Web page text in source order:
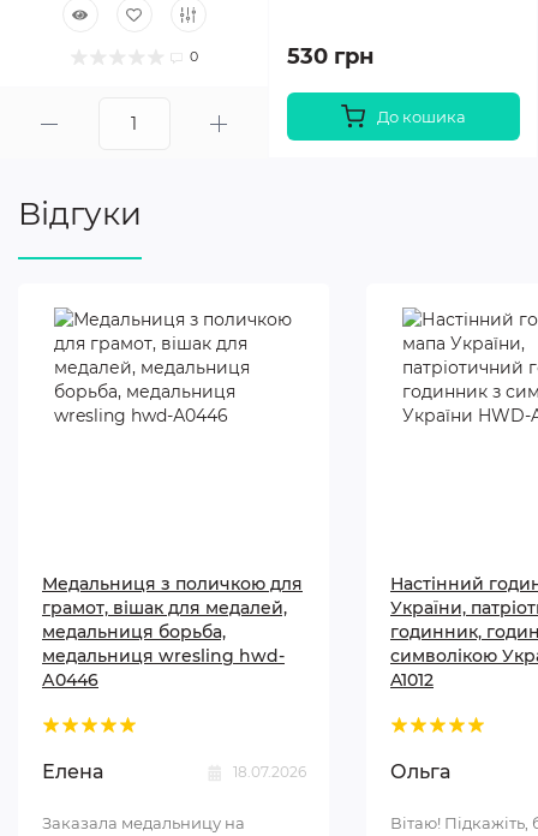
0 530 грн
До кошика
Відгуки
Медальниця з поличкою для
грамот, вішак для медалей,
медальниця борьба,
медальниця wresling hwd-
А0446
Елена 18.07.2026
Заказала медальницу на
Настінний
України,
годинник,
символікою
A1012
Ольга
Вітаю! Підкажіть,